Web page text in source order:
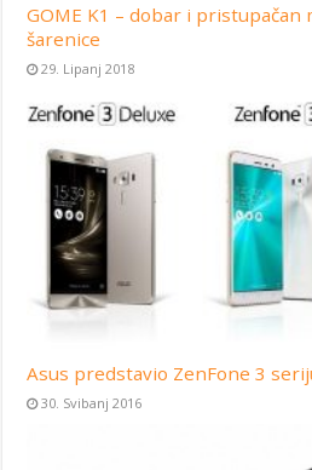
GOME K1 – dobar i
šarenice
29. Lipanj 2018
Asus predstavio ZenFone 3
30. Svibanj 2016